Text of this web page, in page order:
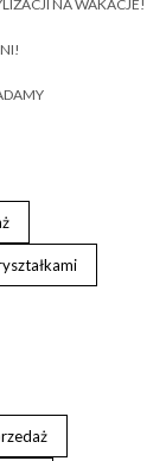
NA WAKACJE!